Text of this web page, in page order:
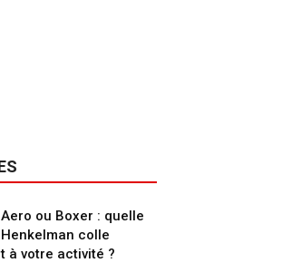
ou Boxer : quelle
colle
à votre activité ?